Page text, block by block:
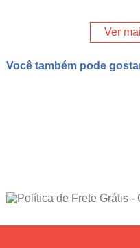
Ver
Você também pode